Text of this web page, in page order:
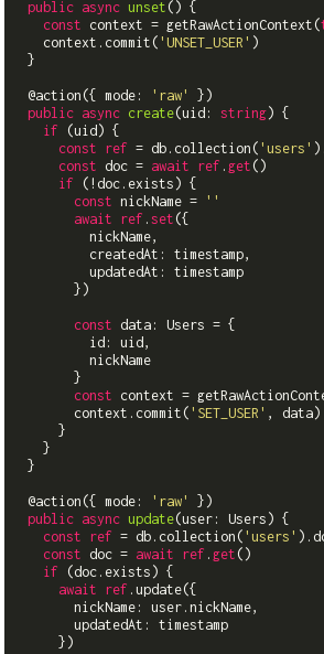
public async unset ( ) {
const context = getRawActionContext(
    context.commit(
'UNSET_USER' )
  }
  @action({ mode:
'raw'
})
public async create(uid: string) {
if (uid) {
const ref = db.collection( 'users'
const doc = await ref . get ()
if (!doc.exists) {
const nickName = ''
await ref . set ({
          nickName,
          createdAt: timestamp,
          updatedAt: timestamp
        })
const data: Users = {
          id: uid,
          nickName
        }
const context =
        context.commit(
'SET_USER' , data)
      }
    }
  }
  @action({ mode:
'raw'
})
public async update(user: Users ) {
const ref = db.collection( 'users'
const doc = await ref . get ()
if (doc.exists) {
await ref .update({
        nickName: user.nickName,
        updatedAt: timestamp
      })